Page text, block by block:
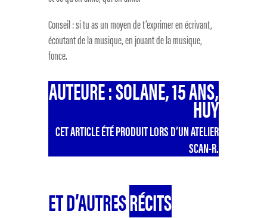
Conseil : si tu as un moyen de t’exprimer en écrivant,
écoutant de la musique, en jouant de la musique,
fonce.
AUTEURE : SOLANE, 15 ANS,
HUY
CET ARTICLE ÉTÉ PRODUIT LORS D’UN ATELIER
SCAN-R.
ET D’AUTRESRÉCITS